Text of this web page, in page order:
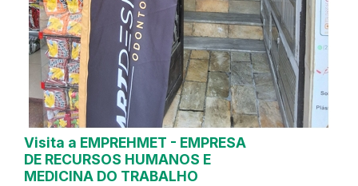
Visita a EMPREHMET - EMPRESA
DE RECURSOS HUMANOS E
MEDICINA DO TRABALHO